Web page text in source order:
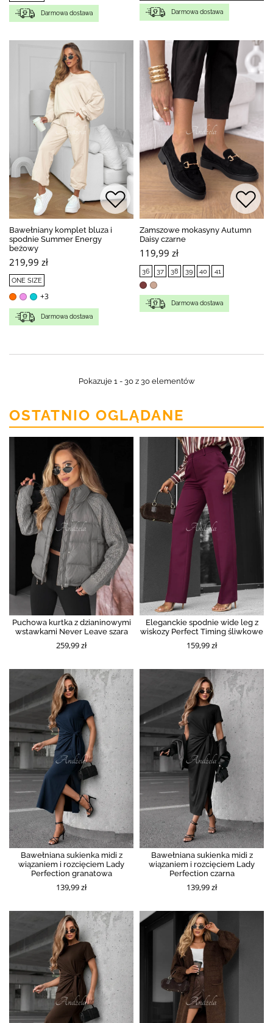
Darmowa dostawa Darmowa dostawa
Bawełniany komplet bluza i
spodnie Summer Energy
beżowy
219,99 zł
ONE SIZE
+3
Darmowa dostawa
Zamszowe mokasyny Autumn
Daisy czarne
119,99 zł
36 37 38 39 40 41
Darmowa dostawa
Pokazuje 1 - 30 z 30 elementów
OSTATNIO OGLĄDANE
Puchowa kurtka z dzianinowymi
wstawkami Never Leave szara
259,99 zł
Eleganckie spodnie wide leg z
wiskozy Perfect Timing śliwkowe
159,99 zł
Bawełniana sukienka midi z
wiązaniem i rozcięciem Lady
Perfection granatowa
139,99 zł
Bawełniana sukienka midi z
wiązaniem i rozcięciem Lady
Perfection czarna
139,99 zł